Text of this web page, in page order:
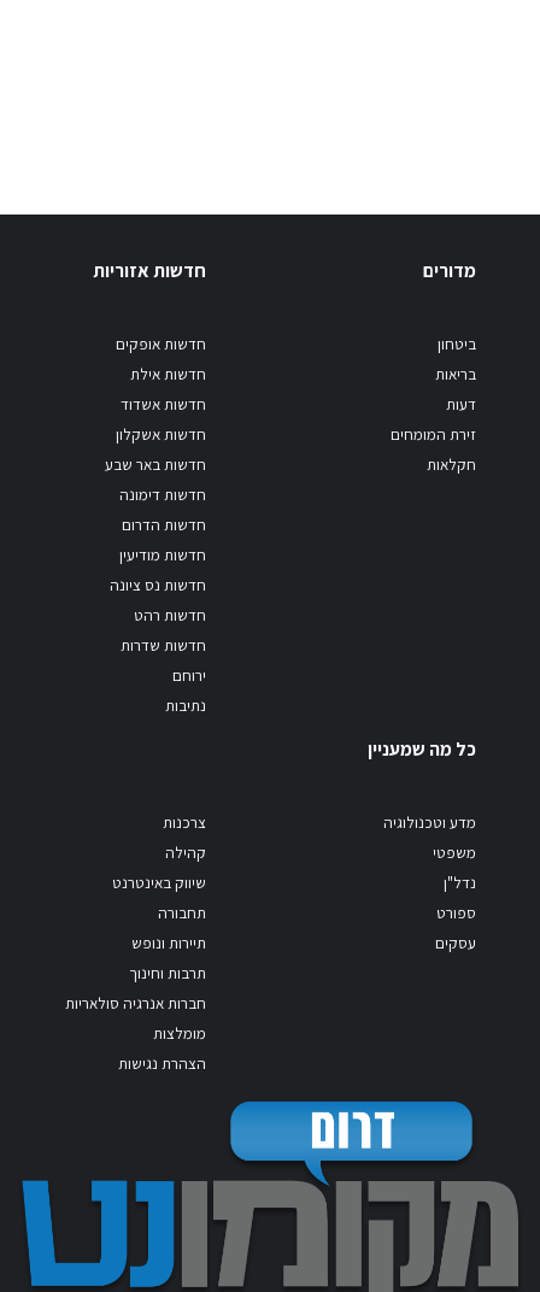
מדורים
ביטחון
בריאות
דעות
זירת המומחים
חקלאות
חדשות אזוריות
חדשות אופקים
חדשות אילת
חדשות אשדוד
חדשות אשקלון
חדשות באר שבע
חדשות דימונה
חדשות הדרום
חדשות מודיעין
חדשות נס ציונה
חדשות רהט
חדשות שדרות
ירוחם
נתיבות
כל מה שמעניין
מדע וטכנולוגיה
משפטי
נדל"ן
ספורט
עסקים
צרכנות
קהילה
שיווק באינטרנט
תחבורה
תיירות ונופש
תרבות וחינוך
חברות אנרגיה סולאריות
מומלצות
הצהרת נגישות